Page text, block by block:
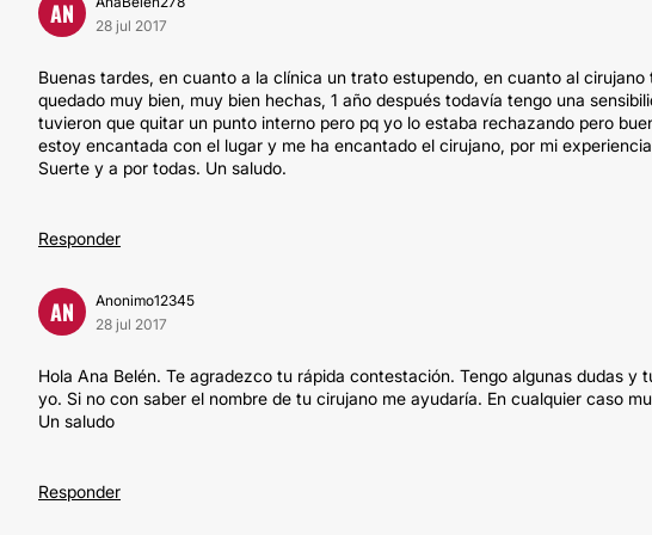
AN
28 jul 2017
Buenas tardes, en cuanto a la clínica un trato estupendo, en cuanto al
quedado muy bien, muy bien hechas, 1 año después todavía tengo una
tuvieron que quitar un punto interno pero pq yo lo estaba rechazando pero
estoy encantada con el lugar y me ha encantado el cirujano, por mi
Suerte y a por todas. Un saludo.
Responder
AN
Anonimo12345
28 jul 2017
Hola Ana Belén. Te agradezco tu rápida contestación. Tengo algunas dudas
yo. Si no con saber el nombre de tu cirujano me ayudaría. En cualquier caso
Un saludo
Responder